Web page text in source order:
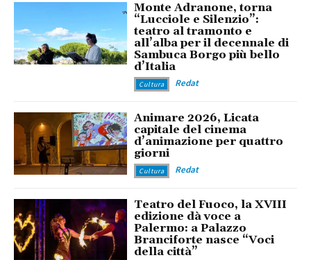
Monte Adranone, torna
“Lucciole e Silenzio”:
teatro al tramonto e
all’alba per il decennale di
Sambuca Borgo più bello
d’Italia
Cultura Redat
Animare 2026, Licata
capitale del cinema
d’animazione per quattro
giorni
Cultura Redat
Teatro del Fuoco, la XVIII
edizione dà voce a
Palermo: a Palazzo
Branciforte nasce “Voci
della città”